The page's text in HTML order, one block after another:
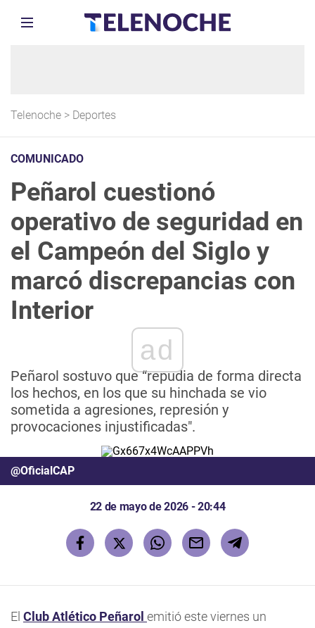
Telenoche > Deportes
COMUNICADO
Peñarol cuestionó
operativo de seguridad en
el Campeón del Siglo y
marcó discrepancias con
Interior
ad
Peñarol sostuvo que “repudia de forma directa
los hechos, en los que su hinchada se vio
sometida a agresiones, represión y
provocaciones injustificadas".
@OficialCAP
22 de mayo de 2026 - 20:44
El Club Atlético Peñarol emitió este viernes un